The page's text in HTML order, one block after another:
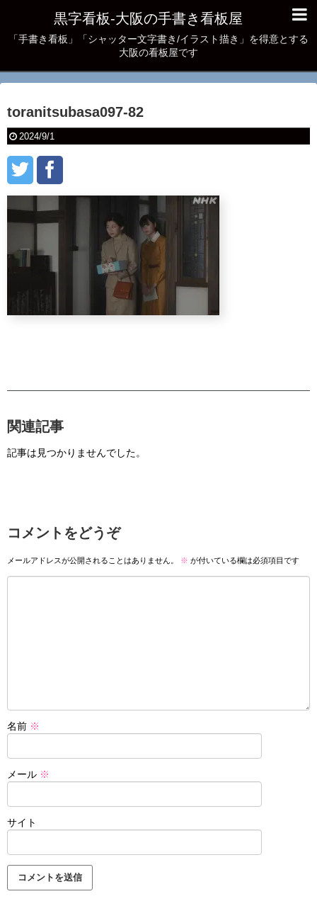
黒字看板‐大阪の手書き看板屋
「手書き看板」「シャッター文字書き/イラスト描き」を得意とする
大阪の看板屋です
toranitsubasa097-82
2024/9/1
関連記事
記事は見つかりませんでした。
コメントをどうぞ
メールアドレスが公開されることはありません。 ※ が付いている欄は必須項目です
名前 ※
メール ※
サイト